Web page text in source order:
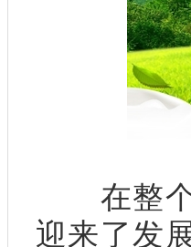
在整个
迎来了发